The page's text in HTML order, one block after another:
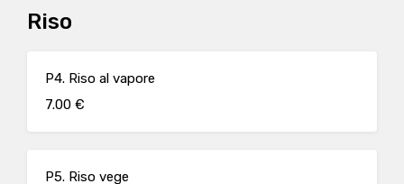
Riso
P4. Riso al vapore
7.00 €
P5. Riso vege